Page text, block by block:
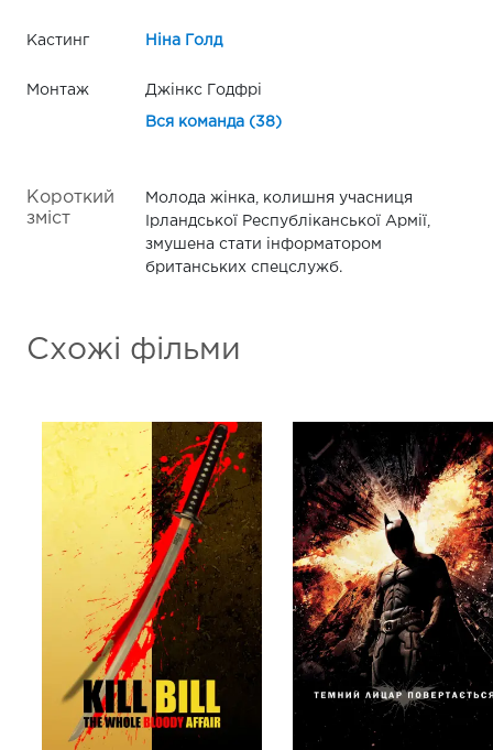
Кастинг Ніна Голд
Монтаж Джінкс Годфрі
Вся команда (38)
Короткий
зміст
Молода жінка, колишня учасниця
Ірландської Республіканської Армії,
змушена стати інформатором
британських спецслужб.
Схожі фільми